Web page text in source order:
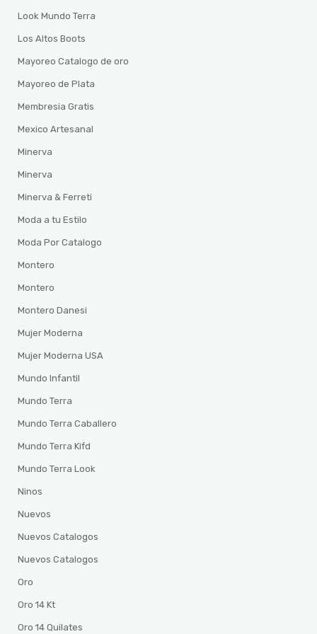
Look Mundo Terra
Los Altos Boots
Mayoreo Catalogo de oro
Mayoreo de Plata
Membresia Gratis
Mexico Artesanal
Minerva
Minerva
Minerva & Ferreti
Moda a tu Estilo
Moda Por Catalogo
Montero
Montero
Montero Danesi
Mujer Moderna
Mujer Moderna USA
Mundo Infantil
Mundo Terra
Mundo Terra Caballero
Mundo Terra Kifd
Mundo Terra Look
Ninos
Nuevos
Nuevos Catalogos
Nuevos Catalogos
Oro
Oro 14 Kt
Oro 14 Quilates